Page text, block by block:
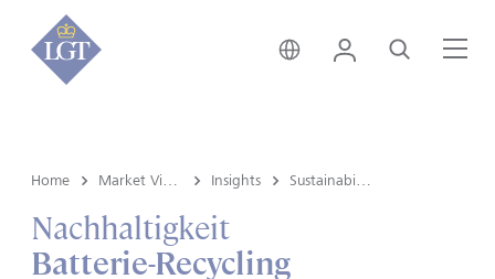
Global • Deutsch
Login Suche
Home Insights
Nachhaltigkeit
Batterie-Recycling